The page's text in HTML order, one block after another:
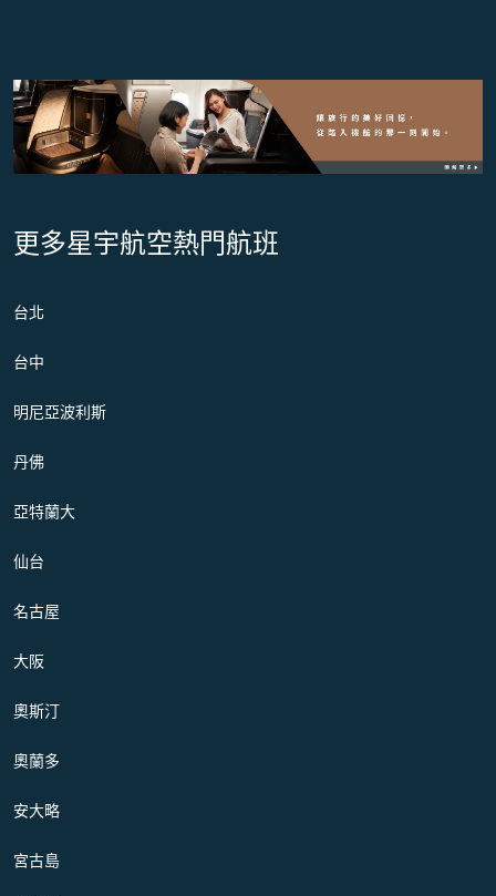
更多星宇航空熱門航班
台北
台中
明尼亞波利斯
丹佛
亞特蘭大
仙台
名古屋
大阪
奧斯汀
奧蘭多
安大略
宮古島